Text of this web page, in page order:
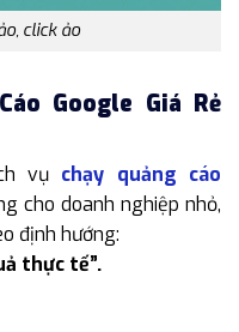
click ảo
Google Giá Rẻ
vụ chạy quảng cáo
cho doanh nghiệp nhỏ,
định hướng:
thực tế”.